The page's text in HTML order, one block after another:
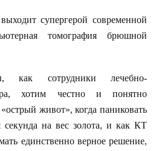
супергерой современной
томография брюшной
сотрудники лечебно-
хотим честно и понятно
«острый живот», когда паниковать
секунда на вес золота, и как КТ
единственно верное решение,